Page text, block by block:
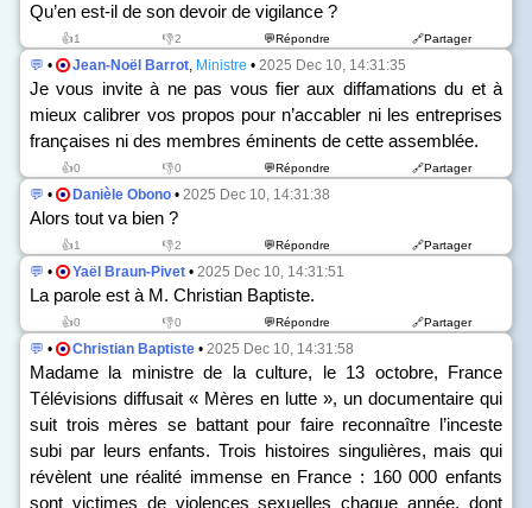
Qu’en est-il de son devoir de vigilance ?
👍1 👎2 💬Répondre 🔗Partager
💬 • Jean-Noël Barrot, Ministre • 2025 Dec 10, 14:31:35
Je vous invite à ne pas vous fier aux diffamations du et à
mieux calibrer vos propos pour n’accabler ni les entreprises
françaises ni des membres éminents de cette assemblée.
👍0 👎0 💬Répondre 🔗Partager
💬 • Danièle Obono • 2025 Dec 10, 14:31:38
Alors tout va bien ?
👍1 👎2 💬Répondre 🔗Partager
💬 • Yaël Braun-Pivet • 2025 Dec 10, 14:31:51
La parole est à M. Christian Baptiste.
👍0 👎0 💬Répondre 🔗Partager
💬 • Christian Baptiste • 2025 Dec 10, 14:31:58
Madame la ministre de la culture, le 13 octobre, France
Télévisions diffusait « Mères en lutte », un documentaire qui
suit trois mères se battant pour faire reconnaître l’inceste
subi par leurs enfants. Trois histoires singulières, mais qui
révèlent une réalité immense en France : 160 000 enfants
sont victimes de violences sexuelles chaque année, dont